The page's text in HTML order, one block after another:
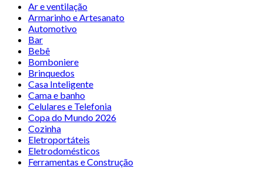
Ar e ventilação
Armarinho e Artesanato
Automotivo
Bar
Bebê
Bomboniere
Brinquedos
Casa Inteligente
Cama e banho
Celulares e Telefonia
Copa do Mundo 2026
Cozinha
Eletroportáteis
Eletrodomésticos
Ferramentas e Construção